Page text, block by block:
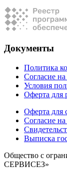
Документы
Политика
Согласие
Условия
Оферта для
Оферта для
Согласие
Выписка
Общество с
СЕРВИСЕЗ»